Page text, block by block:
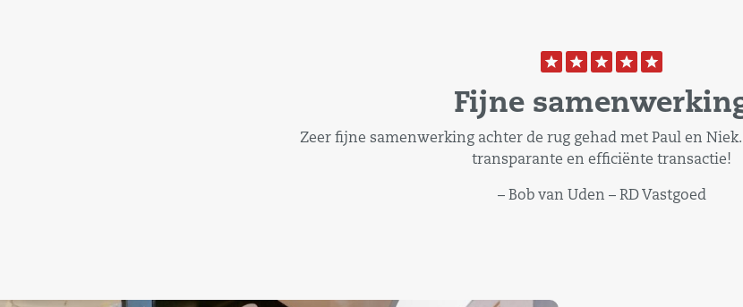
Fijne
Zeer fijne samenwerking achter de rug gehad met Paul en
transparante en efficiënte transactie!
– Bob van Uden – RD Vastgoed